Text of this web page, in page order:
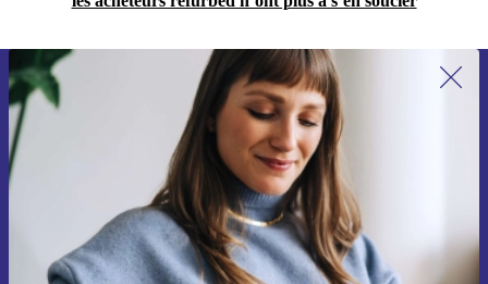
Recevoir offres et infos de refurbed
par mail
Ne manquez plus aucune offre.
S'inscrire